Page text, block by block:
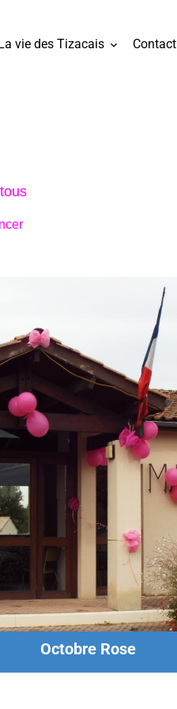
vie des Tizacais Contact
Octobre Rose